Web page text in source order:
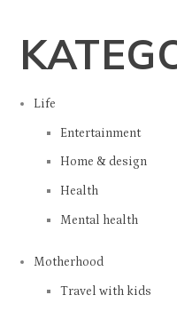
Life
Entertainment
Home & design
Health
Mental health
Motherhood
Travel with kids